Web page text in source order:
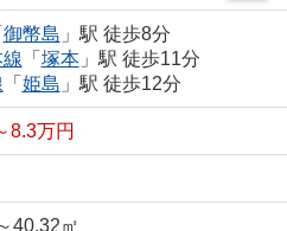
御幣島 」駅 徒歩8分
「 塚本」駅 徒歩11分
「 姫島 」駅 徒歩12分
8.3万円
40.32㎡